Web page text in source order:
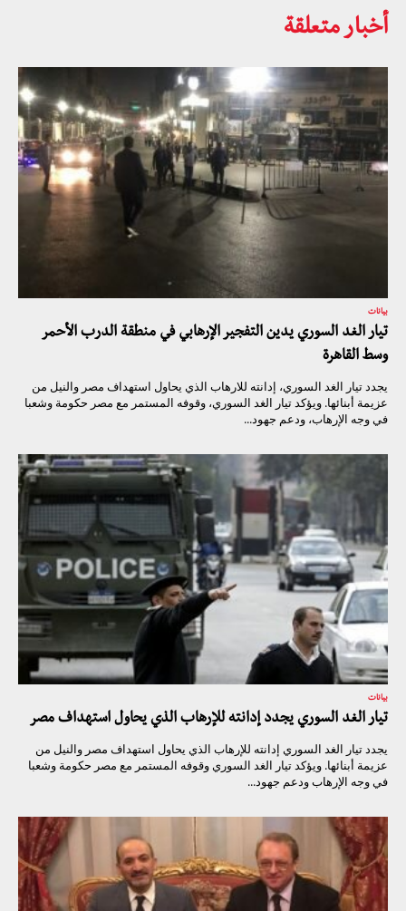
أخبار متعلقة
بيانات
تيار الغد السوري يدين التفجير الإرهابي في منطقة الدرب الأحمر
وسط القاهرة
يجدد تيار الغد السوري، إدانته للارهاب الذي يحاول استهداف مصر والنيل من
عزيمة أبنائها. ويؤكد تيار الغد السوري، وقوفه المستمر مع مصر حكومة وشعبا
في وجه الإرهاب، ودعم جهود...
بيانات
تيار الغد السوري يجدد إدانته للإرهاب الذي يحاول استهداف مصر
يجدد تيار الغد السوري إدانته للإرهاب الذي يحاول استهداف مصر والنيل من
عزيمة أبنائها. ويؤكد تيار الغد السوري وقوفه المستمر مع مصر حكومة وشعبا
في وجه الإرهاب ودعم جهود...